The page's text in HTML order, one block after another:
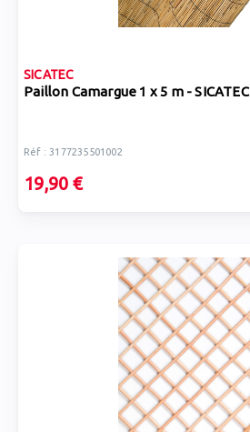
SICATEC
Paillon Camargue 1 x 5 m - SICATEC
Réf : 3177235501002
19,90 €